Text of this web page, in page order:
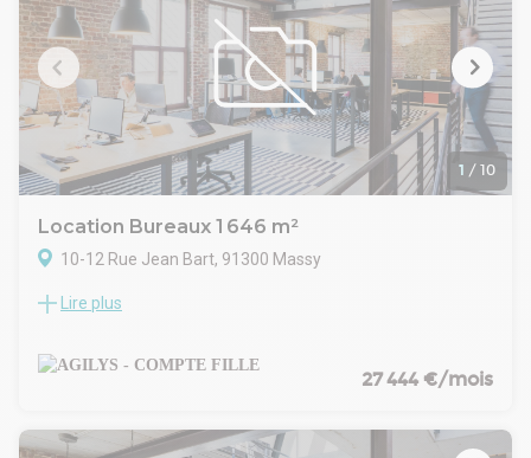
l'aménagement des équipes, avec climatisation et accès par
ascenseur.
Hôtesse d'accueil dans le hall et stationnements associés
renforcent la qualité d'exploitation quotidienne.
Accessibilité stratégique : RER B et C, gare TGV, tram T12,
future ligne 18 du Grand Paris Express, accès rapide A6, A10
et N118.
48 places de stationnement complètent l'ensemble.
Loyer 195 euros HT/HC/m²/an.
Une implantation performante pour entreprises recherchant
Massy.
1 / 10
Location Bureaux 1 646 m²
10-12 Rue Jean Bart, 91300 Massy
CAMPUS EIFFEL MASSY - MARIE LOUISE
bureaux & commerce à proximité des gares RER & TGV de
Massy-Palaiseau
- Type de bail : Commercial
Lire plus
27 444 €/mois